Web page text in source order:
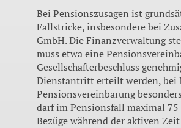
Bei Pensionszusagen ist
Fallstricke, insbesondere bei
GmbH. Die Finanzverwaltung
muss etwa eine
Gesellschafterbeschluss
Dienstantritt erteilt werden, bei
Pensionsvereinbarung
darf im Pensionsfall maximal
Bezüge während der aktiven